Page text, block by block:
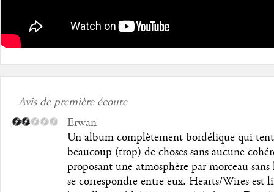
Avis de première écoute
Erwan
Un album complètement bordélique qui
beaucoup (trop) de choses sans aucune
proposant une atmosphère par morceau sans
se correspondre entre eux. Hearts/Wires est